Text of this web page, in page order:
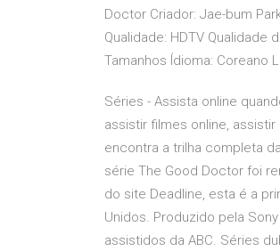
Doctor Criador: Jae-bum
Qualidade: HDTV Qualidade
Tamanhos Ídioma: Coreano
Séries - Assista online
assistir filmes online,
encontra a trilha completa
série The Good Doctor foi
do site Deadline, esta é a
Unidos. Produzido pela
assistidos da ABC. Séries